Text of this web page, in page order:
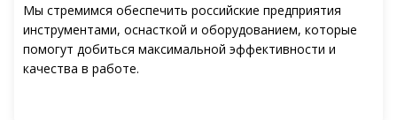
Мы стремимся обеспечить российские предприятия
инструментами, оснасткой и оборудованием, которые
помогут добиться максимальной эффективности и
качества в работе.